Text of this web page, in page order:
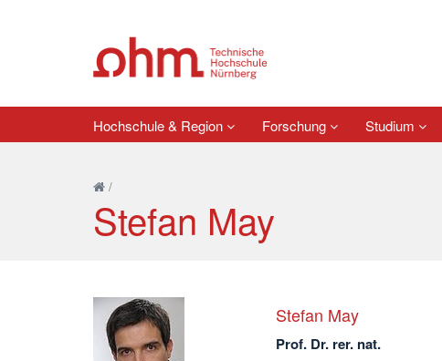
Hochschule & Region Forschung Studium
/
Stefan May
Stefan May
Prof. Dr. rer. nat.